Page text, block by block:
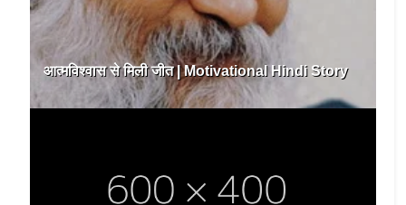
आत्मविश्वास से मिली जीत | Motivational Hindi Story